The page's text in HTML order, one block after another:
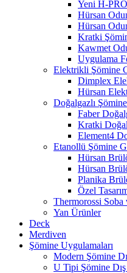
Yeni H-
Hürsan
Hürsan
Kratki
Kawmet
Uygulama
Elektrikli Şömine
Dimplex
Hürsan
Doğalgazlı
Faber
Kratki
Element4
Etanollü Şömine
Hürsan
Hürsan
Planika
Özel
Thermorossi
Yan Ürünler
Deck
Merdiven
Şömine Uygulamaları
Modern Şömine
U Tipi Şömine